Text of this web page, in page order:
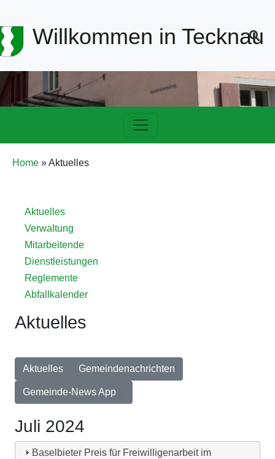
Navigation
Willkommen in Tecknau
Pfadnavigation
Home Aktuelles
Detailnavigation
Verwaltung
Aktuelles
Verwaltung
Mitarbeitende
Dienstleistungen
Reglemente
Abfallkalender
Aktuelles
Aktuelles Gemeindenachrichten
Gemeinde-News App
Juli 2024
Baselbieter Preis für Freiwilligenarbeit im